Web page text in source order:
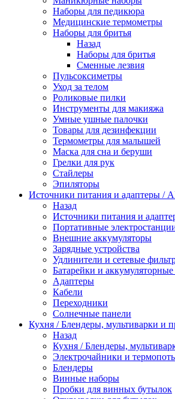
Наборы для педикюра
Медицинские термометры
Наборы для бритья
Назад
Наборы для бритья
Сменные лезвия
Пульсоксиметры
Уход за телом
Роликовые пилки
Инструменты для макияжа
Умные ушные палочки
Товары для дезинфекции
Термометры для малышей
Маска для сна и беруши
Грелки для рук
Стайлеры
Эпиляторы
Источники питания и адаптеры /
Назад
Источники питания и
Портативные
Внешние аккумуляторы
Зарядные устройства
Удлинители и сетевые
Батарейки и аккумуляторные
Адаптеры
Кабели
Переходники
Солнечные панели
Кухня / Блендеры, мультиварки и
Назад
Кухня / Блендеры,
Электрочайники и
Блендеры
Винные наборы
Пробки для винных бутылок